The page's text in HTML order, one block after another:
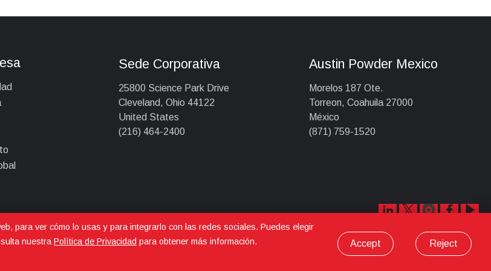
Sede Corporativa
25800 Science Park Drive
Cleveland, Ohio 44122
United States
(216) 464-2400
Austin Powder Mexico
Morelos 187 Ote.
Torreon, Coahuila 27000
México
(871) 759-1520
para ver cómo lo usas y para integrarlo con las redes sociales. Puedes elegir
nuestra Política de Privacidad para obtener más información.